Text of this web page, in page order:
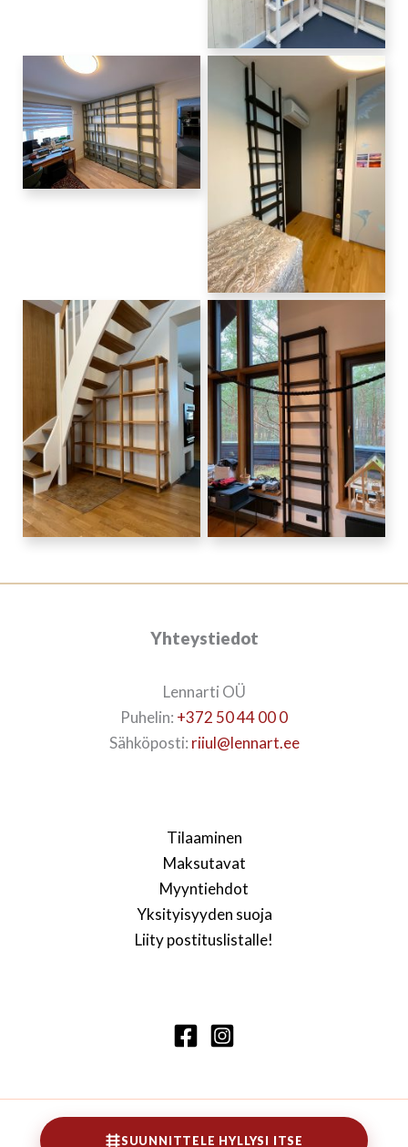
Yhteystiedot
Lennarti OÜ
Puhelin: +372 50 44 00 0
Sähköposti: riiul@lennart.ee
Tilaaminen
Maksutavat
Myyntiehdot
Yksityisyyden suoja
Liity postituslistalle!
Copyright © 2026 Lennarti kirjahylly
SUUNNITTELE HYLLYSI ITSE